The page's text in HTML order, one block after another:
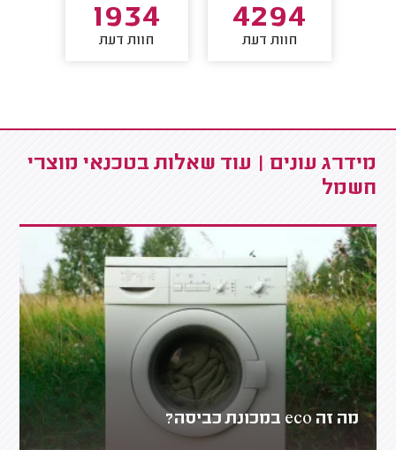
4294
חוות דעת
1934
חוות דעת
מידרג עונים | עוד שאלות בטכנאי מוצרי
חשמל
מה זה eco במכונת כביסה?